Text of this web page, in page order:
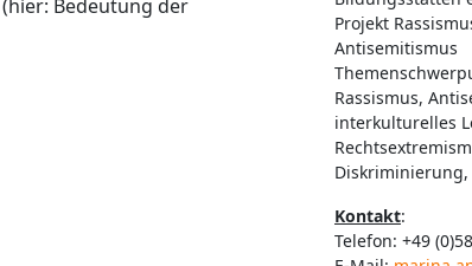
(hier: Bedeutung der
Projekt
Antisemitismus
Rassismus,
interkulturelles
Diskriminierung,
Kontakt:
Telefon: +49